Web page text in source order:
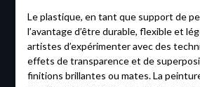
Le plastique, en tant que support de
l’avantage d’être durable, flexible et
artistes d’expérimenter avec des
effets de transparence et de
finitions brillantes ou mates. La